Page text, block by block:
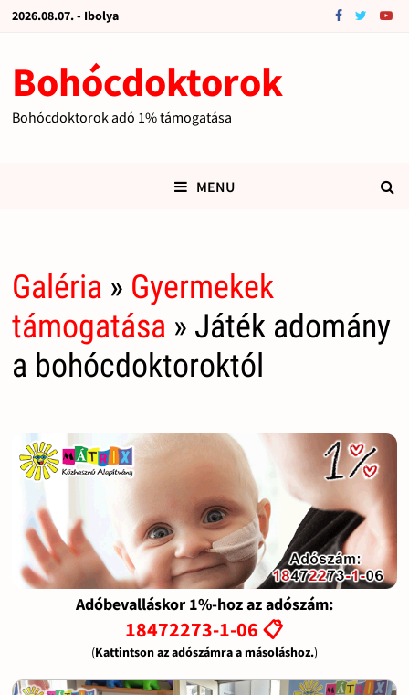
2026.08.07. - Ibolya
Bohócdoktorok
Bohócdoktorok adó 1% támogatása
MENU
Galéria » Gyermekek
támogatása » Játék adomány
a bohócdoktoroktól
Adóbevalláskor 1%-hoz az adószám:
18472273-1-06 📋
(Kattintson az adószámra a másoláshoz.)